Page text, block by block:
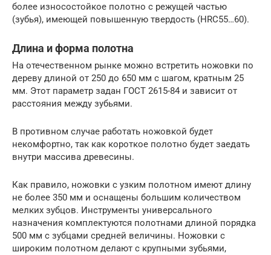
более износостойкое полотно с режущей частью
(зубья), имеющей повышенную твердость (HRC55…60).
Длина и форма полотна
На отечественном рынке можно встретить ножовки по
дереву длиной от 250 до 650 мм с шагом, кратным 25
мм. Этот параметр задан ГОСТ 2615-84 и зависит от
расстояния между зубьями.
В противном случае работать ножовкой будет
некомфортно, так как короткое полотно будет заедать
внутри массива древесины.
Как правило, ножовки с узким полотном имеют длину
не более 350 мм и оснащены большим количеством
мелких зубцов. Инструменты универсального
назначения комплектуются полотнами длиной порядка
500 мм с зубцами средней величины. Ножовки с
широким полотном делают с крупными зубьями,